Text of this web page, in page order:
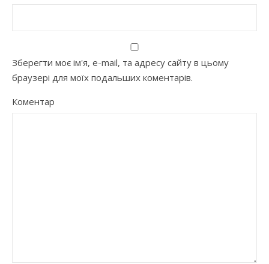
Зберегти моє ім'я, e-mail, та адресу сайту в цьому
браузері для моїх подальших коментарів.
Коментар